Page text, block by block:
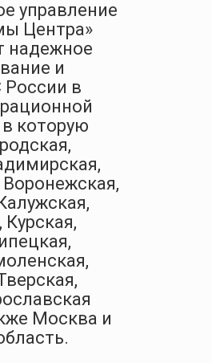
управление
Центра»
надежное
и
России в
которую
Москва и